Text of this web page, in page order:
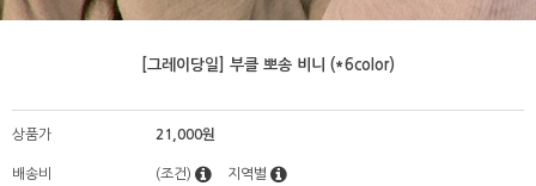
[그레이당일] 부클 뽀송 비니 (*6color)
상품가 21,000원
배송비 (조건) 지역별